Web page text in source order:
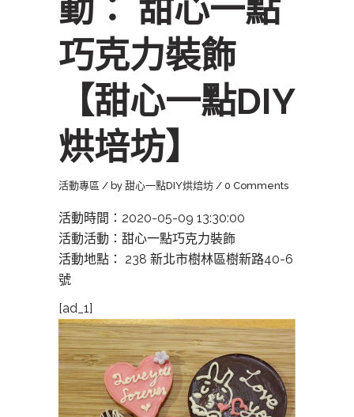
動： 甜心一點
巧克力裝飾
【甜心一點DIY
烘培坊】
活動專區 by 甜心一點DIY烘焙坊 0 Comments
活動時間：2020-05-09 13:30:00
活動活動：甜心一點巧克力裝飾
活動地點： 238 新北市樹林區樹新路40-6
號
[ad_1]